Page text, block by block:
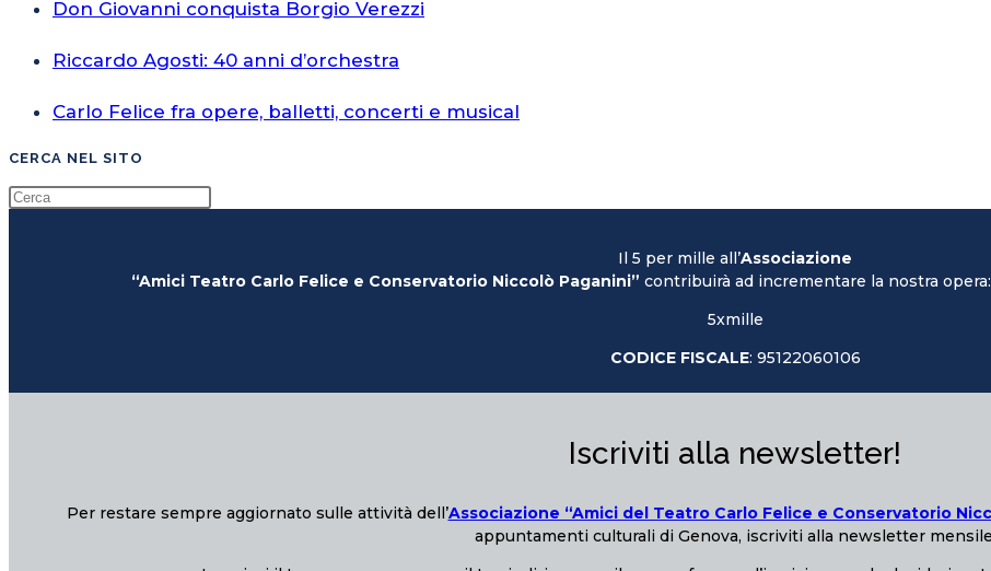
Don Giovanni conquista Borgio Verezzi
Riccardo Agosti: 40 anni d’orchestra
Carlo Felice fra opere, balletti, concerti e musical
CERCA NEL SITO
Il 5 per mille all’Associazione
“Amici Teatro Carlo Felice e Conservatorio Niccolò Paganini” contribuirà ad incrementare la nostra
5xmille
CODICE FISCALE: 95122060106
Iscriviti alla newsletter!
Per restare sempre aggiornato sulle attività dell’Associazione “Amici del Teatro Carlo Felice e Conservatorio
appuntamenti culturali di Genova, iscriviti alla newsletter